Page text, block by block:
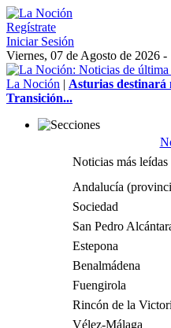
Regístrate
Iniciar Sesión
Viernes, 07 de Agosto de 2026 -
La Noción | Asturias destinará
Transición...
Noticias más leídas
Andalucía
Sociedad
San Pedro
Estepona
Benalmádena
Fuengirola
Rincón de la
Vélez-Málaga